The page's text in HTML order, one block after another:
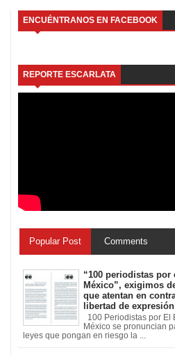
ENCUÉNTRANOS EN FACEBOOK
REPORTE ESCARLATA
Popular Post Comments
“100 periodistas por
México”, exigimos
que atentan en
libertad de
100 Periodistas por El
México se pronuncian
leyes que pongan en riesgo la ...